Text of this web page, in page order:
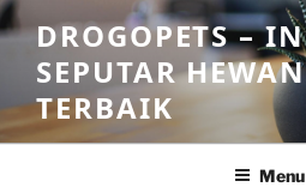
Skip
to
content
DROGOPETS –
SEPUTAR
TERBAIK
Menu